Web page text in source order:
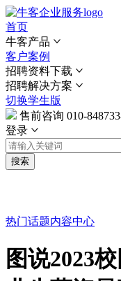
首页
牛客产品
客户案例
招聘资料下载
招聘解决方案
切换学生版
售前咨询 010-
登录
搜索
热门话题内容中心
图说2023